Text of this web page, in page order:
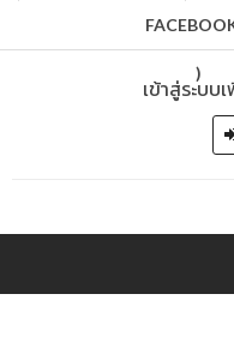
)
เข้าสู่ระบบ